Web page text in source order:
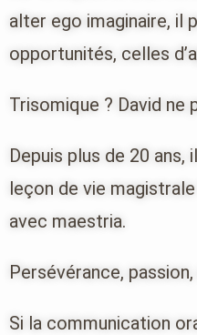
alter ego imaginaire, il
opportunités, celles
Trisomique ? David
Depuis plus de 20
leçon de vie
avec maestria.
Persévérance,
Si la communication